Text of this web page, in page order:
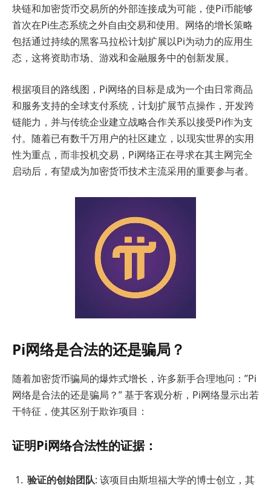
块链和加密货币交易所的外部连接成为可能，使Pi币能够
首次在Pi生态系统之外自由交易和使用。网络的增长策略
包括通过持续的黑客马拉松计划扩展以Pi为动力的应用生
态，这将资助市场、游戏和金融服务中的创新发展。
根据项目的路线图，Pi网络的目标是成为一个由日常商品
和服务支持的全球支付系统，计划扩展节点操作，开发跨
链能力，并与传统企业建立战略合作关系以接受Pi作为支
付。随着已有数千万用户的社区建立，以现实世界的实用
性为重点，而非投机交易，Pi网络正在寻求在其主网完全
启动后，有望成为加密货币技术主流采用的重要参与者。
Pi网络是合法的还是骗局？
随着加密货币骗局的爆炸式增长，许多新手合理地问：”Pi
网络是合法的还是骗局？” 基于客观分析，Pi网络显示出若
干特征，使其区别于欺诈项目：
证明Pi网络合法性的证据：
验证的创始团队: 该项目由斯坦福大学的博士创立，其